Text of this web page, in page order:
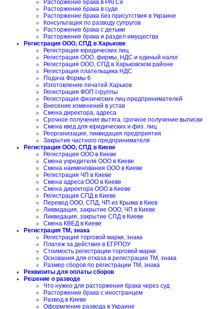
Расторжение брака в РАГСе
Расторжение брака в суде
Расторжение брака без присутствия в Украине
Консультация по разводу супругов
Расторжение брака с детьми
Расторжение брака и раздел имущества
Регистрация ООО, СПД в Харькове
Регистрация юридических лиц
Регистрация ООО, фирмы, НДС и единый налог
Регистрация ООО, СПД в Харьковском районе
Регистрация плательщика НДС
Подача Формы 6
Изготовление печатей Харьков
Регистрация ФОП I группы
Регистрация физических лиц-предпринимателей
Внесение изменений в устав
Смена директора, адреса
Срочное получение вытяга, срочное получение выписки
Смена квед для юридических и физ. лиц
Реорганизация, ликвидация предприятия
Закрытие частного предпринимателя
Регистрация ООО, СПД в Киеве
Регистрация ООО в Киеве
Смена учредителя ООО в Киеве
Смена наименования ООО в Киеве
Регистрация ЧП в Киеве
Смена адреса ООО в Киеве
Смена директора ООО в Киеве
Регистрация СПД в Киеве
Перевод ООО, СПД, ЧП из Крыма в Киев
Ликвидация, закрытие ООО, ЧП в Киеве
Ликвидация, закрытие СПД в Киеве
Смена КВЕД в Киеве
Регистрация ТМ, знака
Регистрация торговой марки, знака
Платеж за действия в ЕГРПОУ
Стоимость регистрации торговой марки
Основания для отказа в регистрации ТМ, знака
Размер сборов по регистрации ТМ, знака
Реквизиты для оплаты сборов
Решение о разводе
Что нужно для расторжения брака через суд
Расторжение брака с иностранцем
Развод в Киеве
Оформление развода в Украине